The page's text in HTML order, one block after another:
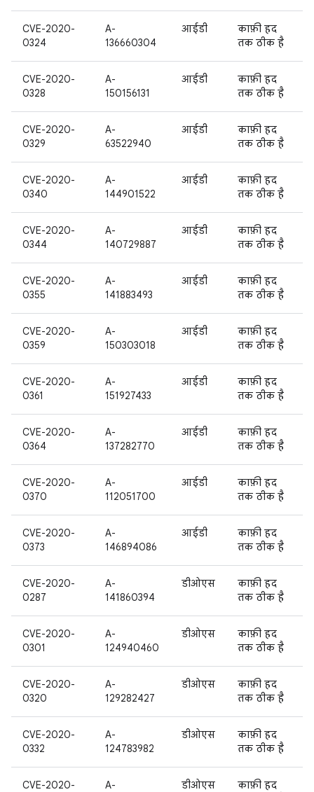
CVE-2020-
0324
A-
136660304
आईडी
काफ़ी हद
तक ठीक है
CVE-2020-
0328
A-
150156131
आईडी
काफ़ी हद
तक ठीक है
CVE-2020-
0329
A-
63522940
आईडी
काफ़ी हद
तक ठीक है
CVE-2020-
0340
A-
144901522
आईडी
काफ़ी हद
तक ठीक है
CVE-2020-
0344
A-
140729887
आईडी
काफ़ी हद
तक ठीक है
CVE-2020-
0355
A-
141883493
आईडी
काफ़ी हद
तक ठीक है
CVE-2020-
0359
A-
150303018
आईडी
काफ़ी हद
तक ठीक है
CVE-2020-
0361
A-
151927433
आईडी
काफ़ी हद
तक ठीक है
CVE-2020-
0364
A-
137282770
आईडी
काफ़ी हद
तक ठीक है
CVE-2020-
0370
A-
112051700
आईडी
काफ़ी हद
तक ठीक है
CVE-2020-
0373
A-
146894086
आईडी
काफ़ी हद
तक ठीक है
CVE-2020-
0287
A-
141860394
डीओएस
काफ़ी हद
तक ठीक है
CVE-2020-
0301
A-
124940460
डीओएस
काफ़ी हद
तक ठीक है
CVE-2020-
0320
A-
129282427
डीओएस
काफ़ी हद
तक ठीक है
CVE-2020-
0332
A-
124783982
डीओएस
काफ़ी हद
तक ठीक है
CVE-2020-
A-
डीओएस
काफ़ी हद